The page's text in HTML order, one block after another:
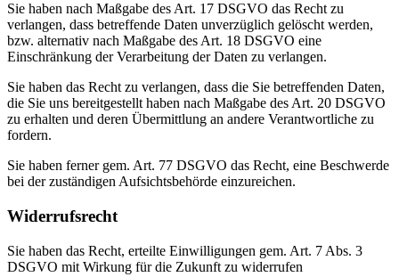
Sie haben nach Maßgabe des Art. 17 DSGVO das Recht zu
verlangen, dass betreffende Daten unverzüglich gelöscht werden,
bzw. alternativ nach Maßgabe des Art. 18 DSGVO eine
Einschränkung der Verarbeitung der Daten zu verlangen.
Sie haben das Recht zu verlangen, dass die Sie betreffenden Daten,
die Sie uns bereitgestellt haben nach Maßgabe des Art. 20 DSGVO
zu erhalten und deren Übermittlung an andere Verantwortliche zu
fordern.
Sie haben ferner gem. Art. 77 DSGVO das Recht, eine Beschwerde
bei der zuständigen Aufsichtsbehörde einzureichen.
Widerrufsrecht
Sie haben das Recht, erteilte Einwilligungen gem. Art. 7 Abs. 3
DSGVO mit Wirkung für die Zukunft zu widerrufen